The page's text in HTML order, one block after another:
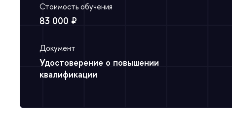
Стоимость обучения
83 000 ₽
Документ
Удостоверение о повышении
квалификации